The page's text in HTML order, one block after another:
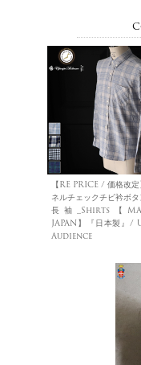
【RE PRICE / 価格改
ネルチェックチビ衿ボ
長袖_Shirts【
JAPAN】『日本製』/
Audience